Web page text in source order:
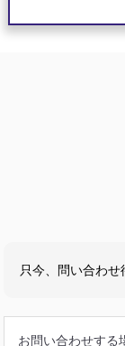
只今、問い合わせ
お問い合わせする